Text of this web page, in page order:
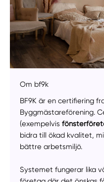
Manuellt
Välj
Om bf9k
BF9K är en certifiering
Byggmästareförening.
(exempelvis
bidra till ökad kvalitet,
bättre arbetsmiljö.
Systemet fungerar lika